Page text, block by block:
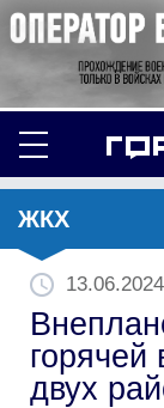
ЖКХ
двух